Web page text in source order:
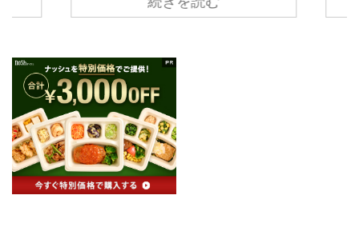
ほど。
れて
いて
ても
てい
るということもあり、予想以上の売れ行きなん
こビーガン食は物足りないイメージがあります
が、はたして美味しいのでしょうか？ さっそく
作ってみましょう。 こちらのようなおしゃれな
パッケージに入っているので、作る前からワク
ワクします。 食材はこのように使う分だけ入っ
ていて、人参や大根など手間のかか ...
ン」タ